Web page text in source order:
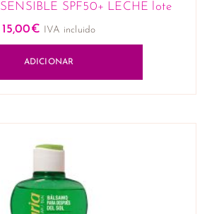
SPF50+ LECHE lote
15,00€ IVA incluido
ADICIONAR